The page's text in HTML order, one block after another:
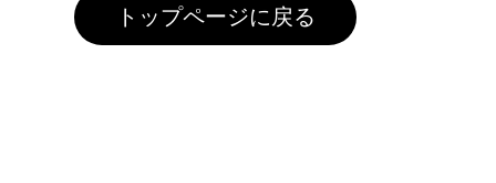
トップページに戻る